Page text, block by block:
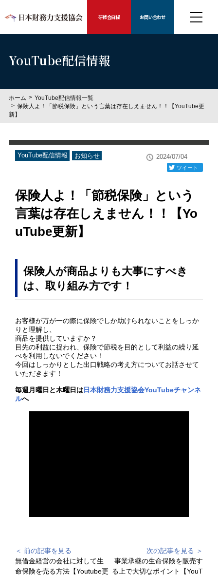
研修会日程 お問い合わせ
YouTube配信情報
ホーム
YouTube配信情報一覧
保険人よ！「節税保険」という言葉は存在しえません！！【YouTube更
新】
YouTube配信情報 お知らせ 2024/07/04
ツイート
保険人よ！「節税保険」という
言葉は存在しえません！！【Yo
uTube更新】
保険人が商品よりも大事にすべき
は、取り組み方です！
お客様が万が一の際に保険でしか助けられないことをしっか
りと理解し、
商品を提供していますか？
目先の利益に捉われ、保険で節税を目的として利益の繰り延
べを利用しないでください！
今回はしっかりとした出口戦略の考え方についてお話させて
いただきます！
毎週月曜日と木曜日は日本財務力支援協会YouTubeチャンネ
ルへ
＜ 前の記事を見る
無借金経営の会社に対して生
命保険を売る方法【Youtube更
次の記事を見る ＞
事業承継の生命保険を販売す
る上で大切なポイント【YouT